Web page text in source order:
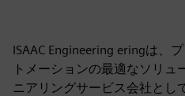
ISAAC Engineering eringは、
トメーションの最適なソリ
ニアリングサービス会社とし